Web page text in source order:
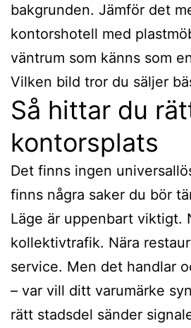
bakgrunden. Jämför det
kontorshotell med
väntrum som känns som
Vilken bild tror du säljer
Så hittar du
kontorsplats
Det finns ingen
finns några saker du bör
Läge är uppenbart viktigt.
kollektivtrafik. Nära
service. Men det handlar
– var vill ditt varumärke
rätt stadsdel sänder